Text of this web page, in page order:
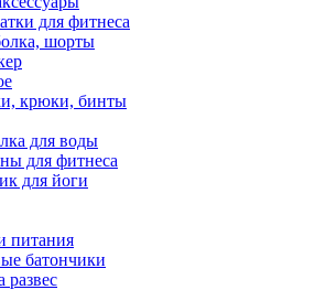
для фитнеса
шорты
крюки, бинты
для воды
для фитнеса
для йоги
питания
батончики
развес